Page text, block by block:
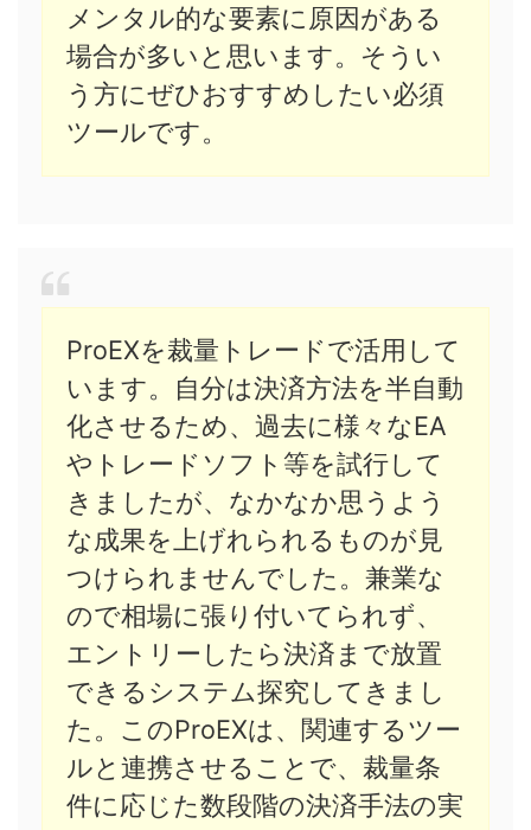
メンタル的な要素に原因がある
場合が多いと思います。そうい
う方にぜひおすすめしたい必須
ツールです。
ProEXを裁量トレードで活用して
います。自分は決済方法を半自動
化させるため、過去に様々なEA
やトレードソフト等を試行して
きましたが、なかなか思うよう
な成果を上げれられるものが見
つけられませんでした。兼業な
ので相場に張り付いてられず、
エントリーしたら決済まで放置
できるシステム探究してきまし
た。このProEXは、関連するツー
ルと連携させることで、裁量条
件に応じた数段階の決済手法の実